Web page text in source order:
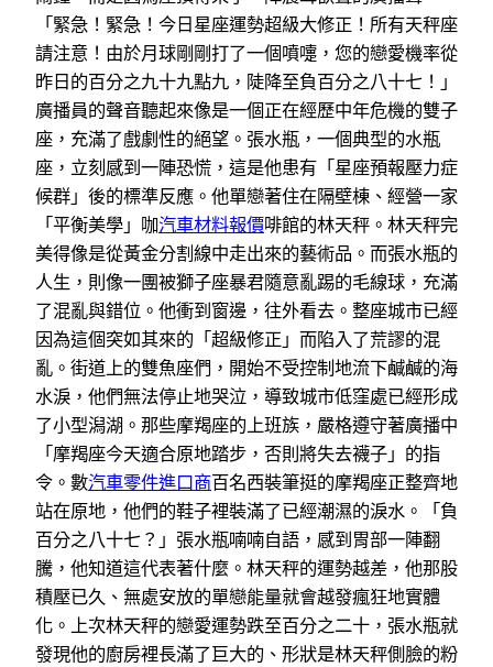
「緊急！緊急！今日星座運勢超級大修正！所有天秤座
請注意！由於月球剛剛打了一個噴嚏，您的戀愛機率從
昨日的百分之九十九點九，陡降至負百分之八十七！」
廣播員的聲音聽起來像是一個正在經歷中年危機的雙子
座，充滿了戲劇性的絕望。張水瓶，一個典型的水瓶
座，立刻感到一陣恐慌，這是他患有「星座預報壓力症
候群」後的標準反應。他單戀著住在隔壁棟、經營一家
「平衡美學」咖汽車材料報價啡館的林天秤。林天秤完
美得像是從黃金分割線中走出來的藝術品。而張水瓶的
人生，則像一團被獅子座暴君隨意亂踢的毛線球，充滿
了混亂與錯位。他衝到窗邊，往外看去。整座城市已經
因為這個突如其來的「超級修正」而陷入了荒謬的混
亂。街道上的雙魚座們，開始不受控制地流下鹹鹹的海
水淚，他們無法停止地哭泣，導致城市低窪處已經形成
了小型潟湖。那些摩羯座的上班族，嚴格遵守著廣播中
「摩羯座今天適合原地踏步，否則將失去襪子」的指
令。數汽車零件進口商百名西裝筆挺的摩羯座正整齊地
站在原地，他們的鞋子裡裝滿了已經潮濕的淚水。「負
百分之八十七？」張水瓶喃喃自語，感到胃部一陣翻
騰，他知道這代表著什麼。林天秤的運勢越差，他那股
積壓已久、無處安放的單戀能量就會越發瘋狂地實體
化。上次林天秤的戀愛運勢跌至百分之二十，張水瓶就
發現他的廚房裡長滿了巨大的、形狀是林天秤側臉的粉